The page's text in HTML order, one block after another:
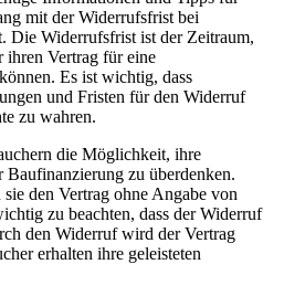
mit der Widerrufsfrist bei
Die Widerrufsfrist ist der Zeitraum,
ihren Vertrag für eine
Es ist wichtig, dass
und Fristen für den Widerruf
zu wahren.
die Möglichkeit, ihre
zu überdenken.
den Vertrag ohne Angabe von
zu beachten, dass der Widerruf
den Widerruf wird der Vertrag
erhalten ihre geleisteten